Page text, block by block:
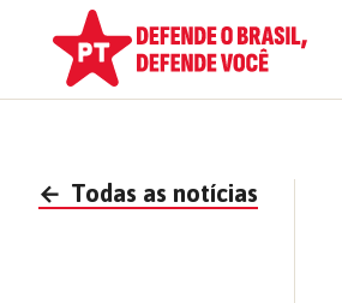
← Todas as notícias